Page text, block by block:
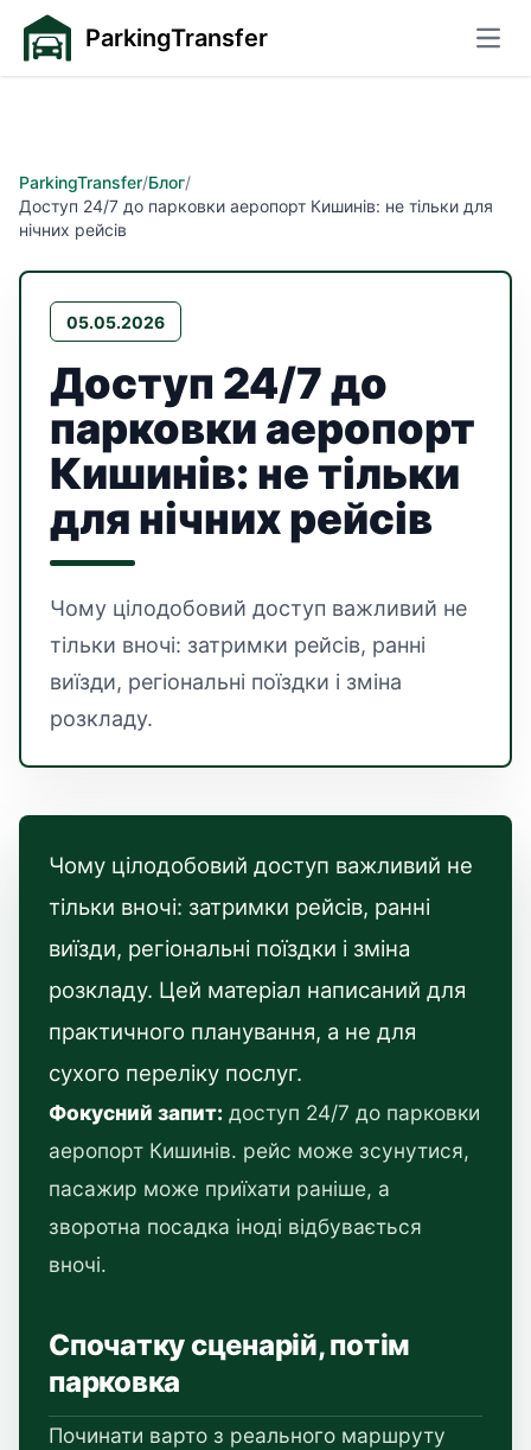
ParkingTransfer
ParkingTransfer/Блог/
Доступ 24/7 до парковки аеропорт Кишинів: не тільки для
нічних рейсів
05.05.2026
Доступ 24/7 до
парковки аеропорт
Кишинів: не тільки
для нічних рейсів
Чому цілодобовий доступ важливий не
тільки вночі: затримки рейсів, ранні
виїзди, регіональні поїздки і зміна
розкладу.
Чому цілодобовий доступ важливий не
тільки вночі: затримки рейсів, ранні
виїзди, регіональні поїздки і зміна
розкладу. Цей матеріал написаний для
практичного планування, а не для
сухого переліку послуг.
Фокусний запит: доступ 24/7 до парковки
аеропорт Кишинів. рейс може зсунутися,
пасажир може приїхати раніше, а
зворотна посадка іноді відбувається
вночі.
Спочатку сценарій, потім
парковка
Починати варто з реального маршруту